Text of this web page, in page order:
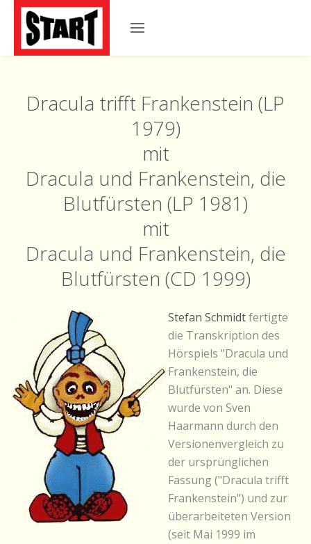
Dracula trifft Frankenstein (LP
1979)
mit
Dracula und Frankenstein, die
Blutfürsten (LP 1981)
mit
Dracula und Frankenstein, die
Blutfürsten (CD 1999)
Stefan Schmidtfertigte
die Transkription des
Hörspiels "Dracula und
Frankenstein, die
Blutfürsten" an. Diese
wurde von Sven
Haarmann durch den
Versionenvergleich zu
der ursprünglichen
Fassung ("Dracula trifft
Frankenstein") und zur
überarbeiteten Version
(seit Mai 1999 im